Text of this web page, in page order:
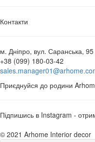
Контакти
м. Дніпро, вул. Саранська, 95
+38 (099) 180-03-42
Приєднуйся до родини
Підпишись в Instagram -
© 2021 Arhome Interior decor